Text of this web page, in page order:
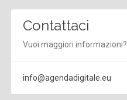
Contattaci
Vuoi maggiori informazioni?
info@agendadigitale.eu